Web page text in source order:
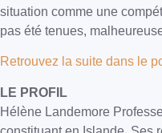
situation comme une
pas été tenues,
Retrouvez la suite dans le
LE PROFIL
Hélène Landemore